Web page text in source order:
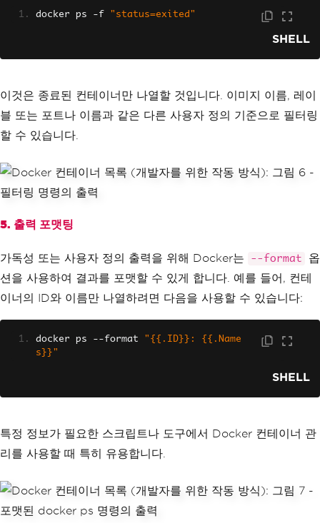
docker ps -f "status=exited"
SHELL
이것은 종료된 컨테이너만 나열할 것입니다. 이미지 이름, 레이
블 또는 포트나 이름과 같은 다른 사용자 정의 기준으로 필터링
할 수 있습니다.
5. 출력 포맷팅
가독성 또는 사용자 정의 출력을 위해 Docker는 --format
옵
션을 사용하여 결과를 포맷할 수 있게 합니다. 예를 들어, 컨테
이너의 ID와 이름만 나열하려면 다음을 사용할 수 있습니다:
docker ps --format
"{{.ID}}: {{.Name
s}}"
SHELL
특정 정보가 필요한 스크립트나 도구에서 Docker 컨테이너 관
리를 사용할 때 특히 유용합니다.